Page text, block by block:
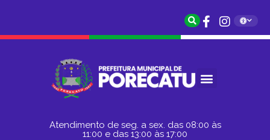
Atendimento de seg. a sex. das 08:00 às
11:00 e das 13:00 às 17:00